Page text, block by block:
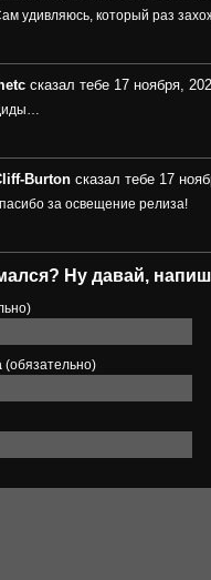
удивляюсь, который раз
сказал тебе 17 ноября,
Burton сказал тебе 17
за освещение релиза!
Ну давай,
(обязательно)